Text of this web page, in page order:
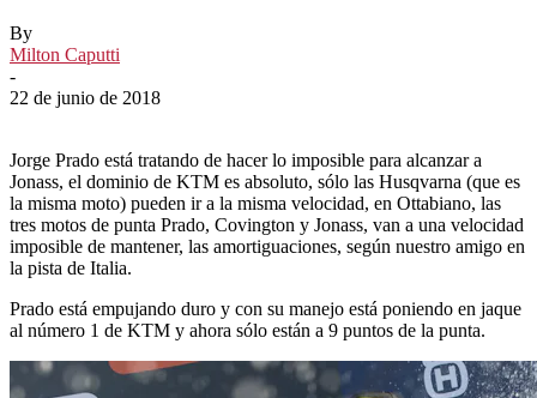
By
Milton Caputti
-
22 de junio de 2018
Jorge Prado está tratando de hacer lo imposible para alcanzar a
Jonass, el dominio de KTM es absoluto, sólo las Husqvarna (que es
la misma moto) pueden ir a la misma velocidad, en Ottabiano, las
tres motos de punta Prado, Covington y Jonass, van a una velocidad
imposible de mantener, las amortiguaciones, según nuestro amigo en
la pista de Italia.
Prado está empujando duro y con su manejo está poniendo en jaque
al número 1 de KTM y ahora sólo están a 9 puntos de la punta.